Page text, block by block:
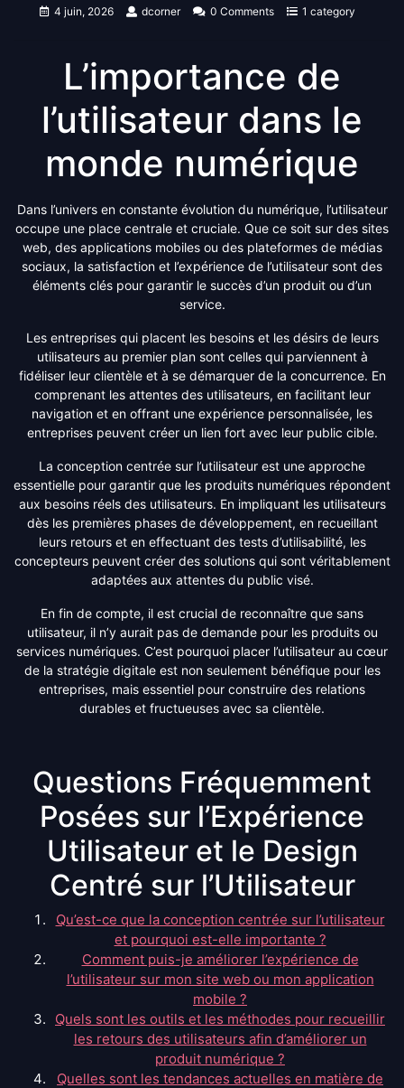
4 juin, 2026 dcorner 0 Comments 1 category
L’importance de
l’utilisateur dans le
monde numérique
Dans l’univers en constante évolution du numérique, l’utilisateur
occupe une place centrale et cruciale. Que ce soit sur des sites
web, des applications mobiles ou des plateformes de médias
sociaux, la satisfaction et l’expérience de l’utilisateur sont des
éléments clés pour garantir le succès d’un produit ou d’un
service.
Les entreprises qui placent les besoins et les désirs de leurs
utilisateurs au premier plan sont celles qui parviennent à
fidéliser leur clientèle et à se démarquer de la concurrence. En
comprenant les attentes des utilisateurs, en facilitant leur
navigation et en offrant une expérience personnalisée, les
entreprises peuvent créer un lien fort avec leur public cible.
La conception centrée sur l’utilisateur est une approche
essentielle pour garantir que les produits numériques répondent
aux besoins réels des utilisateurs. En impliquant les utilisateurs
dès les premières phases de développement, en recueillant
leurs retours et en effectuant des tests d’utilisabilité, les
concepteurs peuvent créer des solutions qui sont véritablement
adaptées aux attentes du public visé.
En fin de compte, il est crucial de reconnaître que sans
utilisateur, il n’y aurait pas de demande pour les produits ou
services numériques. C’est pourquoi placer l’utilisateur au cœur
de la stratégie digitale est non seulement bénéfique pour les
entreprises, mais essentiel pour construire des relations
durables et fructueuses avec sa clientèle.
Questions Fréquemment
Posées sur l’Expérience
Utilisateur et le Design
Centré sur l’Utilisateur
Qu’est-ce que la conception centrée sur l’utilisateur
et pourquoi est-elle importante ?
Comment puis-je améliorer l’expérience de
l’utilisateur sur mon site web ou mon application
mobile ?
Quels sont les outils et les méthodes pour recueillir
les retours des utilisateurs afin d’améliorer un
produit numérique ?
Quelles sont les tendances actuelles en matière de